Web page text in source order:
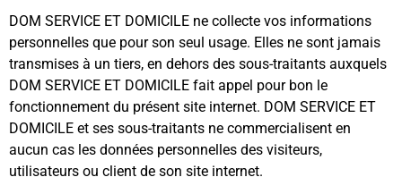
DOM SERVICE ET DOMICILE ne collecte vos informations
personnelles que pour son seul usage. Elles ne sont jamais
transmises à un tiers, en dehors des sous-traitants auxquels
DOM SERVICE ET DOMICILE fait appel pour bon le
fonctionnement du présent site internet. DOM SERVICE ET
DOMICILE et ses sous-traitants ne commercialisent en
aucun cas les données personnelles des visiteurs,
utilisateurs ou client de son site internet.